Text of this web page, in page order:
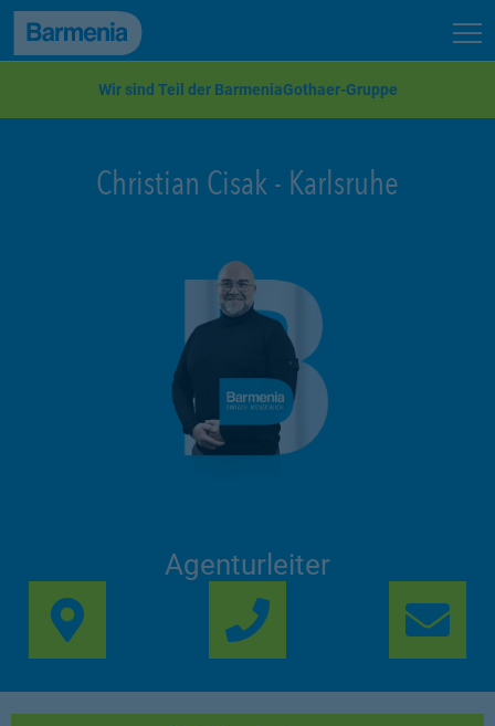
zum Seiteninhalt
Back to top
Wir sind Teil der BarmeniaGothaer-Gruppe
Christian Cisak - Karlsruhe
Agenturleiter
Link Opens in New